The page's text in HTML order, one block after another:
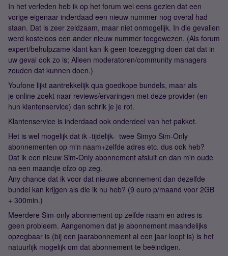
In het verleden heb ik op het forum wel eens gezien dat een
vorige eigenaar inderdaad een nieuw nummer nog overal had
staan. Dat is zeer zeldzaam, maar niet onmogelijk. In die gevallen
werd kosteloos een ander nieuw nummer toegewezen. (Als forum
expert/behulpzame klant kan ik geen toezegging doen dat dat in
uw geval ook zo is; Alleen moderatoren/community managers
zouden dat kunnen doen.)
Youfone lijkt aantrekkelijk qua goedkope bundels, maar als
je online zoekt naar reviews/ervaringen met deze provider (en
hun klantenservice) dan schrik je je rot.
Klantenservice is inderdaad ook onderdeel van het pakket.
Het is wel mogelijk dat ik -tijdelijk- twee Simyo Sim-Only
abonnementen op m'n naam+zelfde adres etc. dus ook heb?
Dat ik een nieuw Sim-Only abonnement afsluit en dan m'n oude
na een maandje ofzo op zeg.
Any chance dat ik voor dat nieuwe abonnement dan dezelfde
bundel kan krijgen als die ik nu heb? (9 euro p/maand voor 2GB
+ 300min.)
Meerdere Sim-only abonnement op zelfde naam en adres is
geen probleem. Aangenomen dat je abonnement maandelijks
opzegbaar is (bij een jaarabonnement al een jaar loopt is) is het
natuurlijk mogelijk om dat abonnement te beëindigen.